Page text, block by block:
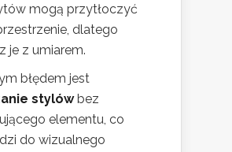
mogą przytłoczyć
dlatego
je z umiarem.
błędem jest
stylówbez
elementu, co
do wizualnego